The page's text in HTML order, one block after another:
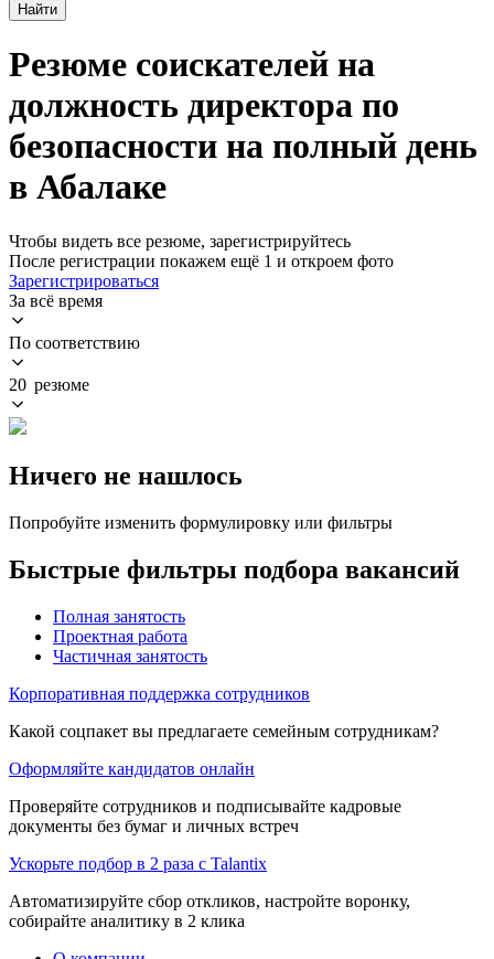
Найти
Резюме соискателей на
должность директора по
безопасности на полный день
в Абалаке
Чтобы видеть все резюме, зарегистрируйтесь
После регистрации покажем ещё 1 и откроем фото
Зарегистрироваться
За всё время
По соответствию
20 резюме
Ничего не нашлось
Попробуйте изменить формулировку или фильтры
Быстрые фильтры подбора вакансий
Полная занятость
Проектная работа
Частичная занятость
Корпоративная поддержка сотрудников
Какой соцпакет вы предлагаете семейным сотрудникам?
Оформляйте кандидатов онлайн
Проверяйте сотрудников и подписывайте кадровые
документы без бумаг и личных встреч
Ускорьте подбор в 2 раза с Talantix
Автоматизируйте сбор откликов, настройте воронку,
собирайте аналитику в 2 клика